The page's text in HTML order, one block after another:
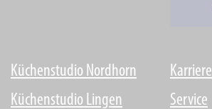
Küchenstudio Nordhorn
Küchenstudio Lingen
Karriere
Service